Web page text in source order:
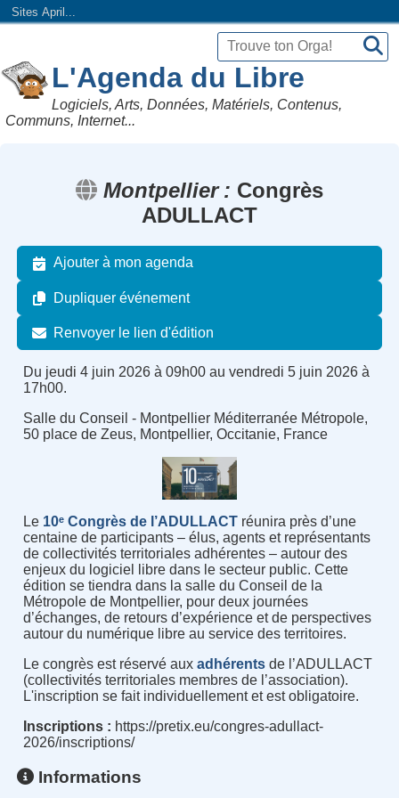
Sites April...
L'Agenda du Libre
Logiciels, Arts, Données, Matériels, Contenus,
Communs, Internet...
Montpellier
Congrès
ADULLACT
Ajouter à mon agenda
Dupliquer événement
Renvoyer le lien d'édition
Du jeudi 4 juin 2026 à 09h00 au vendredi 5 juin 2026 à
17h00.
Salle du Conseil - Montpellier Méditerranée Métropole,
50 place de Zeus, Montpellier, Occitanie, France
Le 10ᵉ Congrès de l’ADULLACTréunira près d’une
centaine de participants – élus, agents et représentants
de collectivités territoriales adhérentes – autour des
enjeux du logiciel libre dans le secteur public. Cette
édition se tiendra dans la salle du Conseil de la
Métropole de Montpellier, pour deux journées
d’échanges, de retours d’expérience et de perspectives
autour du numérique libre au service des territoires.
Le congrès est réservé aux adhérentsde l’ADULLACT
(collectivités territoriales membres de l’association).
L'inscription se fait individuellement et est obligatoire.
Inscriptions : https://pretix.eu/congres-adullact-
2026/inscriptions/
Informations